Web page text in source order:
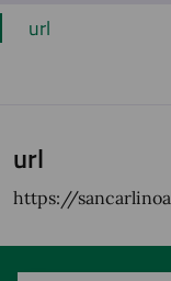
url
url
https://